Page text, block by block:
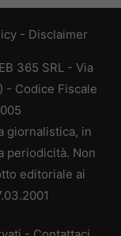
- Disclaimer
365 SRL - Via
- Codice Fiscale
giornalistica, in
periodicità. Non
editoriale ai